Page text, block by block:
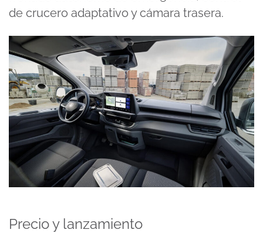
de crucero adaptativo y cámara trasera.
Precio y lanzamiento